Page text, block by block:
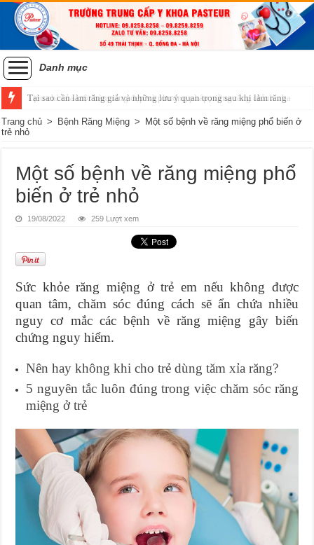
Danh mục
Tiêu chí của một hàm răng đẹp và phương pháp niềng răng chỉnh nha
Trang chủ > Bệnh Răng Miệng > Một số bệnh về răng miệng phổ biến ở
trẻ nhỏ
Một số bệnh về răng miệng phổ
biến ở trẻ nhỏ
19/08/2022 259 Lượt xem
Sức khỏe răng miệng ở trẻ em nếu không được
quan tâm, chăm sóc đúng cách sẽ ẩn chứa nhiều
nguy cơ mắc các bệnh về răng miệng gây biến
chứng nguy hiểm.
Nên hay không khi cho trẻ dùng tăm xỉa răng?
5 nguyên tắc luôn đúng trong việc chăm sóc răng
miệng ở trẻ